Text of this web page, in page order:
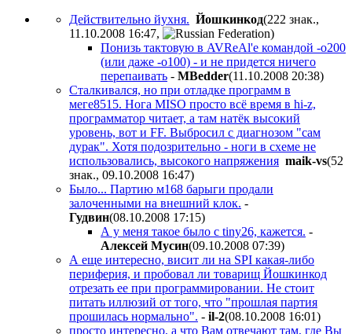
Действительно йухня. Йошкинкод(222 знак.,
11.10.2008 16:47,
)
Понизь тактовую в AVReAl'е командой -o200
(или даже -o100) - и не придется ничего
перепаивать - MBedder(11.10.2008 20:38)
Сталкивался, но при отладке программ в
меге8515. Нога MISO просто всё время в hi-z,
программатор читает, а там натёк высокий
уровень, вот и FF. Выбросил с диагнозом "сам
дурак". Хотя подозрительно - ноги в схеме не
использовались, высокого напряжения maik-vs(52
знак., 09.10.2008 16:47)
Было... Партию м168 барыги продали
залоченными на внешний клок. -
Гудвин(08.10.2008 17:15)
А у меня такое было с tiny26, кажется. -
Алексей Мусин(09.10.2008 07:39)
А еще интересно, висит ли на SPI какая-либо
периферия, и пробовал ли товарищ Йошкинкод
отрезать ее при программировании. Не стоит
питать иллюзий от того, что "прошлая партия
прошилась нормально". - il-2(08.10.2008 16:01)
просто интересно, а что Вам отвечают там, где Вы